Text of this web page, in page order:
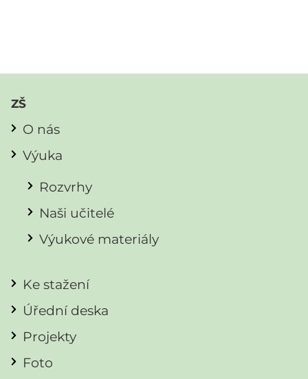
ZŠ
O nás
Výuka
Rozvrhy
Naši učitelé
Výukové materiály
Ke stažení
Úřední deska
Projekty
Foto